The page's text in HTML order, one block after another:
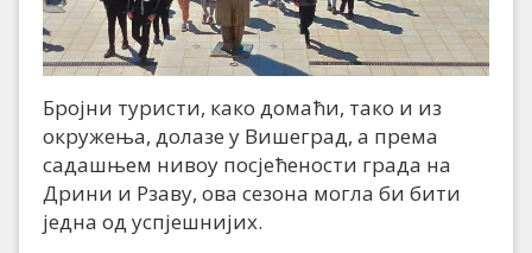
Бројни туристи, како домаћи, тако и из
окружења, долазе у Вишеград, а према
садашњем нивоу посјећености града на
Дрини и Рзаву, ова сезона могла би бити
једна од успјешнијих.